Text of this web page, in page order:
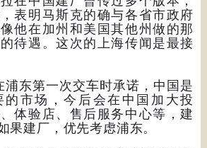
表明马斯克的确与各省市政府
他在加州和美国其他州做的那
待遇。这次的上海传闻是最接
浦东第一次交车时承诺，中国是
的市场，今后会在中国加大投
体验店、售后服务中心等，建
果建厂，优先考虑浦东。